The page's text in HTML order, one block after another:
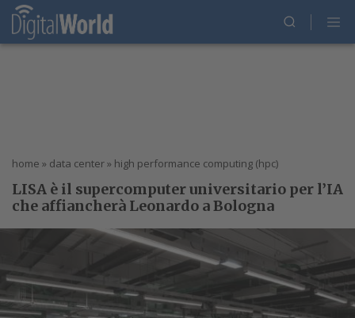
home » data center» high performance computing (hpc)
LISA è il supercomputer universitario per l’IA
che affiancherà Leonardo a Bologna